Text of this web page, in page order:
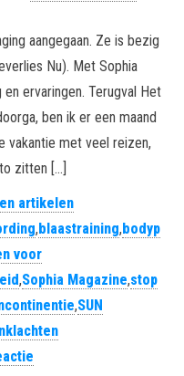
aangegaan. Ze is bezig
Nu). Met Sophia
ervaringen. Terugval Het
ben ik er een maand
vakantie met veel reizen,
zitten […]
artikelen
,blaastraining,bodyp
voor
,Sophia Magazine,stop
,SUN